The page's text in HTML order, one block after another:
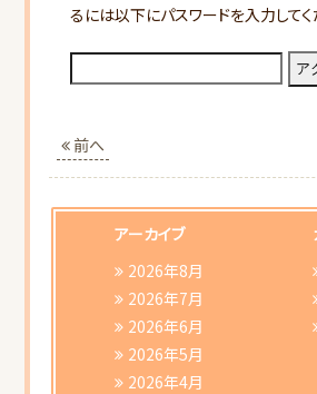
るには以下にパスワードを入力してく
前へ
アーカイブ
2026年8月
2026年7月
2026年6月
2026年5月
2026年4月
当会について
行事スケジュー
会員向けご案内
研修会ご案内